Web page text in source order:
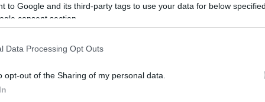
to Google and its third-party tags to use your data for below
consent section.
Data Processing Opt Outs
opt-out of the Sharing of my personal data.
πως έχουν φορεθεί ρούχα του στο Sex and
Emily in Paris, δήλωσε στη συνέχεια: «Είναι
μας έχει δώσει τεράστια χαρά αυτό.
πως ο Περικλής Κονδυλάτος έστειλε
Sex and the City τη δουλειά του, εκείνη